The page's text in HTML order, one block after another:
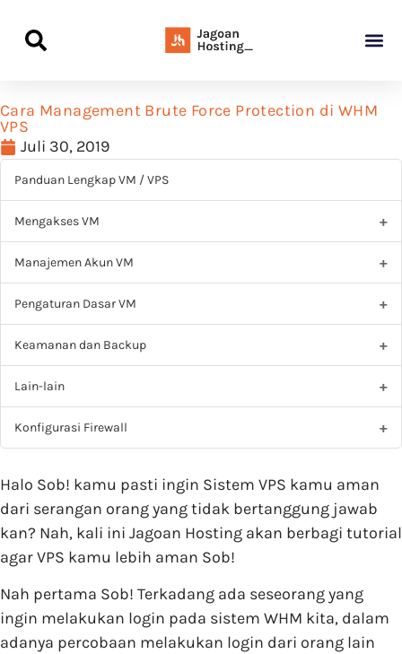
Cara Management Brute Force Protection di WHM
VPS
Juli 30, 2019
Panduan Lengkap VM / VPS
Mengakses VM
Manajemen Akun VM
Pengaturan Dasar VM
Keamanan dan Backup
Lain-lain
Konfigurasi Firewall
Halo Sob! kamu pasti ingin Sistem VPS kamu aman
dari serangan orang yang tidak bertanggung jawab
kan? Nah, kali ini Jagoan Hosting akan berbagi tutorial
agar VPS kamu lebih aman Sob!
Nah pertama Sob! Terkadang ada seseorang yang
ingin melakukan login pada sistem WHM kita, dalam
adanya percobaan melakukan login dari orang lain